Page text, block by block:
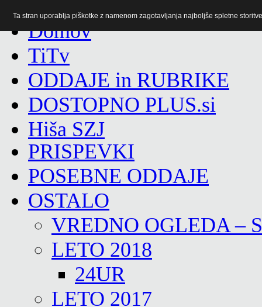
TiTv
ODDAJE in RUBRIKE
DOSTOPNO PLUS.si
Hiša SZJ
PRISPEVKI
POSEBNE ODDAJE
OSTALO
VREDNO OGLEDA –
LETO 2018
24UR
LETO 2017
Ta stran uporablja piškotke z namenom zagotavljanja najboljše spletne